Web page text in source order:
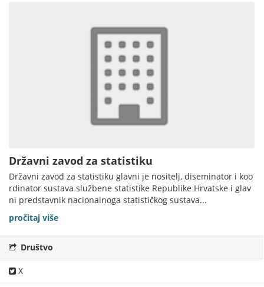
Državni zavod za statistiku
Državni zavod za statistiku glavni je nositelj, diseminator i koo
rdinator sustava službene statistike Republike Hrvatske i glav
ni predstavnik nacionalnoga statističkog sustava...
pročitaj više
Društvo
X